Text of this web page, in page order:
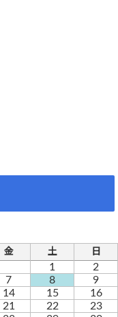
金 土 日
1
2
7 8
9
14 15
16
21 22
23